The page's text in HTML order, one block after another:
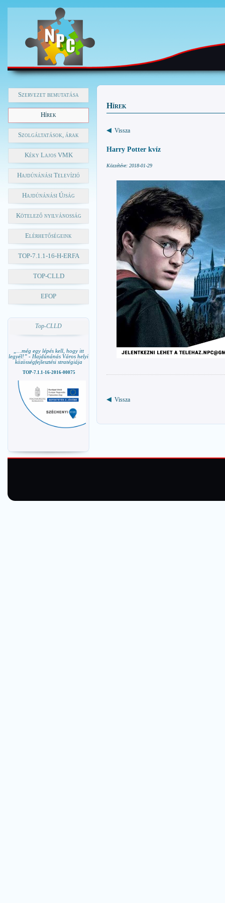
Szervezet bemutatása
Hírek
Szolgáltatások, árak
Kéky Lajos VMK
Hajdúnánási Televízió
Hajdúnánási Újság
Kötelező nyilvánosság
Elérhetőségeink
TOP-7.1.1-16-H-ERFA
TOP-CLLD
EFOP
Top-CLLD
„…még egy lépés kell, hogy itt
legyél!” - Hajdúnánás Város helyi
közösségfejlesztési stratégiája
TOP-7.1.1-16-2016-00075
Hírek
Vissza
Harry Potter kvíz
Közzétéve: 2018-01-29
Vissza